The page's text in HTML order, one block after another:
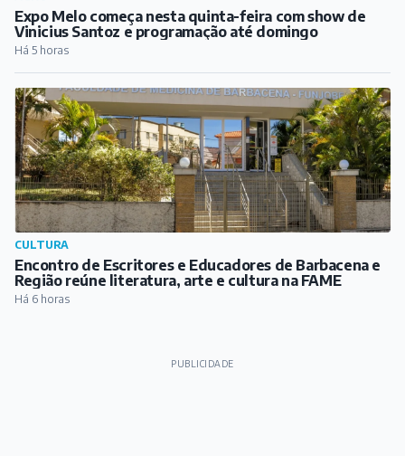
CULTURA
Encontro de Escritores e Educadores de Barbacena e
Região reúne literatura, arte e cultura na FAME
Há 6 horas
PUBLICIDADE